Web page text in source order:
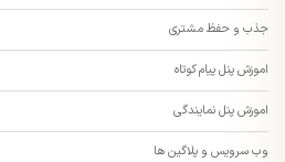
جذب و حفظ مشتری
اموزش پنل پیام کوتاه
اموزش پنل نمایندگی
وب سرویس و پلاگین ها